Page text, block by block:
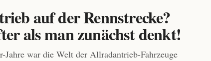
auf der Rennstrecke?
als man zunächst denkt!
Jahre war die Welt der Allradantrieb-Fahrzeuge